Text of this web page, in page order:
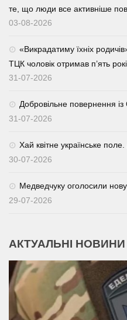
те, що люди все активніше
03-08-2026
«Викрадатиму їхніх
ТЦК чоловік отримав п’ять
31-07-2026
Добровільне повернення
31-07-2026
Хай квітне українське
30-07-2026
Медведчуку оголосили нову
29-07-2026
АКТУАЛЬНІ НОВИНИ